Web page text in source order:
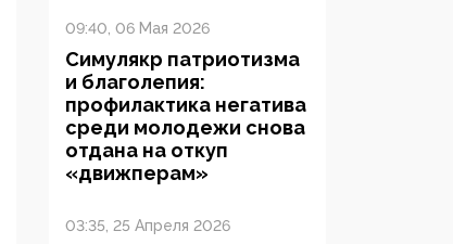
09:40, 06 Мая 2026
Симулякр патриотизма
и благолепия:
профилактика негатива
среди молодежи снова
отдана на откуп
«движперам»
03:35, 25 Апреля 2026